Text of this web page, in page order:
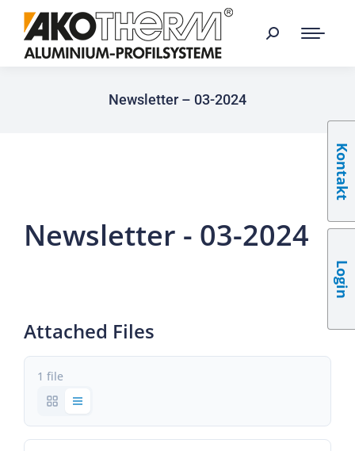
Newsletter – 03-2024
Newsletter - 03-2024
Attached Files
1 file
Kontakt
Login